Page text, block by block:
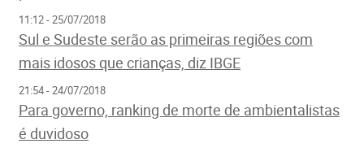
11:12 - 25/07/2018
Sul e Sudeste serão as primeiras regiões com
mais idosos que crianças, diz IBGE
21:54 - 24/07/2018
Para governo, ranking de morte de ambientalistas
é duvidoso